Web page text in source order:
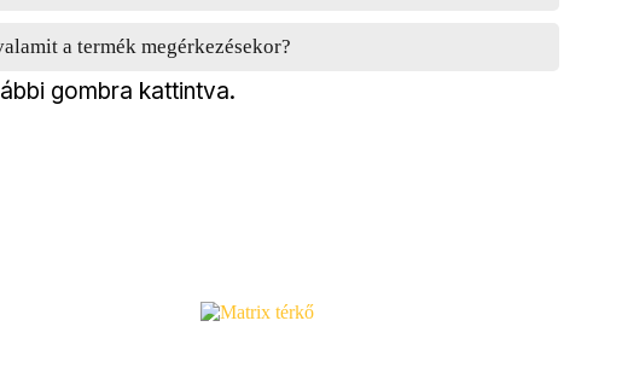
a termék megérkezésekor?
gombra kattintva.